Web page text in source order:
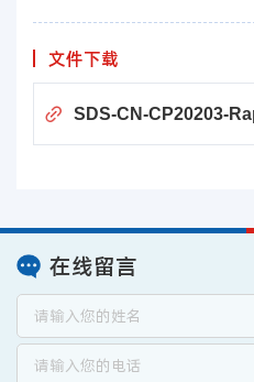
文件下载
在线留言